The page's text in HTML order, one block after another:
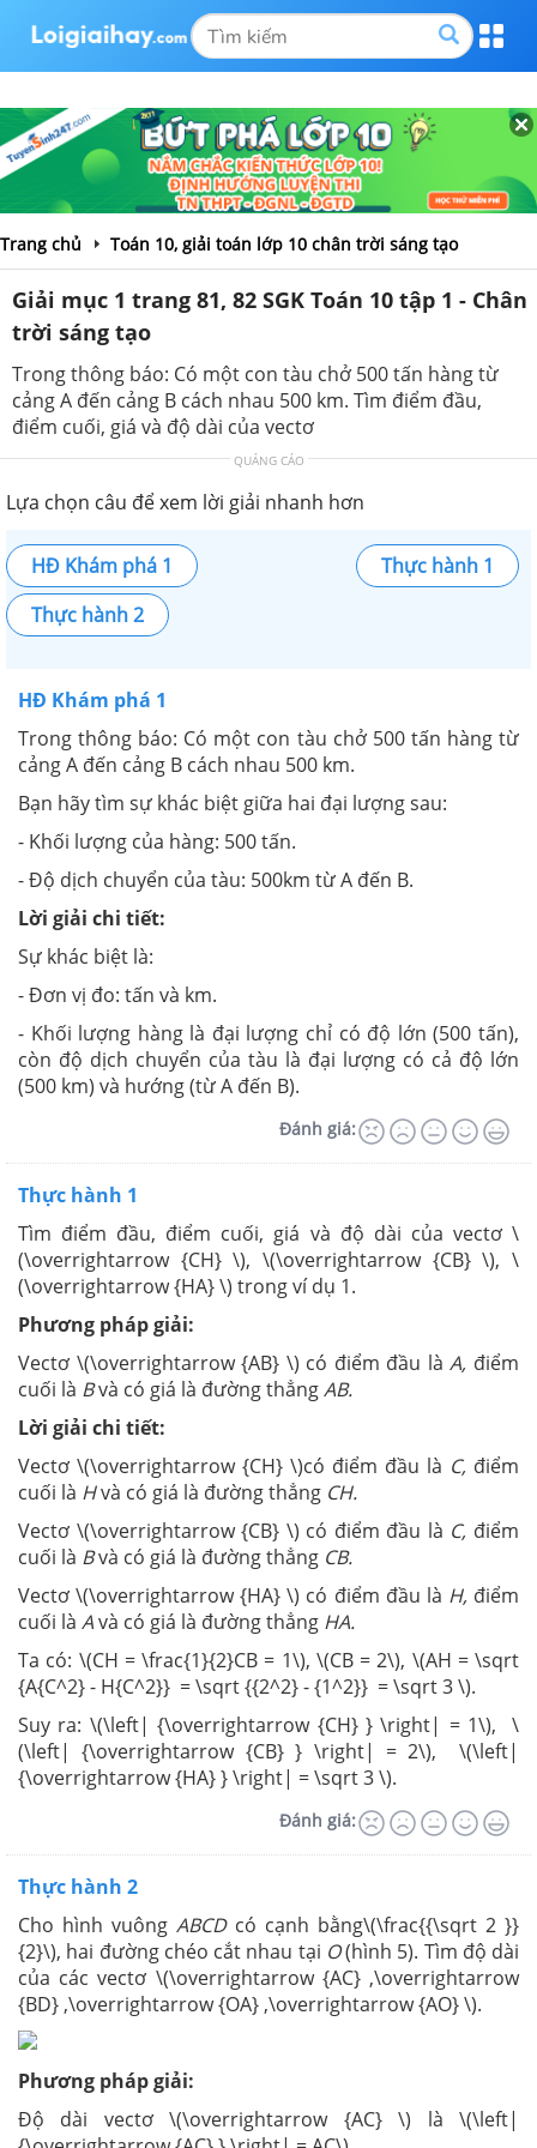
Trang chủ Toán 10, giải toán lớp 10 chân trời sáng tạo
Giải mục 1 trang 81, 82 SGK Toán 10 tập 1 - Chân
trời sáng tạo
Trong thông báo: Có một con tàu chở 500 tấn hàng từ
cảng A đến cảng B cách nhau 500 km. Tìm điểm đầu,
điểm cuối, giá và độ dài của vectơ
QUẢNG CÁO
Lựa chọn câu để xem lời giải nhanh hơn
HĐ Khám phá 1
Thực hành 1
Thực hành 2
HĐ Khám phá 1
Trong thông báo: Có một con tàu chở 500 tấn hàng từ
cảng A đến cảng B cách nhau 500 km.
Bạn hãy tìm sự khác biệt giữa hai đại lượng sau:
- Khối lượng của hàng: 500 tấn.
- Độ dịch chuyển của tàu: 500km từ A đến B.
Lời giải chi tiết:
Sự khác biệt là:
- Đơn vị đo: tấn và km.
- Khối lượng hàng là đại lượng chỉ có độ lớn (500 tấn),
còn độ dịch chuyển của tàu là đại lượng có cả độ lớn
(500 km) và hướng (từ A đến B).
Đánh giá:
Thực hành 1
Tìm điểm đầu, điểm cuối, giá và độ dài của vectơ \
(\overrightarrow {CH} \), \(\overrightarrow {CB} \), \
(\overrightarrow {HA} \) trong ví dụ 1.
Phương pháp giải:
Vectơ \(\overrightarrow {AB} \) có điểm đầu làA, điểm
cuối là Bvà có giá là đường thẳngAB.
Lời giải chi tiết:
Vectơ \(\overrightarrow {CH} \)có điểm đầu là C, điểm
cuối là Hvà có giá là đường thẳng CH.
Vectơ \(\overrightarrow {CB} \) có điểm đầu là C, điểm
cuối là Bvà có giá là đường thẳng CB.
Vectơ \(\overrightarrow {HA} \) có điểm đầu là H,điểm
cuối là Avà có giá là đường thẳng HA.
Ta có: \(CH = \frac{1}{2}CB = 1\), \(CB = 2\), \(AH = \sqrt
{A{C^2} - H{C^2}} = \sqrt {{2^2} - {1^2}} = \sqrt 3 \).
Suy ra: \(\left| {\overrightarrow {CH} } \right| = 1\), \
(\left| {\overrightarrow {CB} } \right| = 2\), \(\left|
{\overrightarrow {HA} } \right| = \sqrt 3 \).
Đánh giá:
Thực hành 2
Cho hình vuông ABCD có cạnh bằng\(\frac{{\sqrt 2 }}
{2}\), hai đường chéo cắt nhau tại O(hình 5). Tìm độ dài
của các vectơ \(\overrightarrow {AC} ,\overrightarrow
{BD} ,\overrightarrow {OA} ,\overrightarrow {AO} \).
Phương pháp giải:
Độ dài vectơ \(\overrightarrow {AC} \) là \(\left|